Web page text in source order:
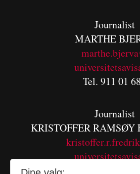
Journalist
MARTHE
m
Tel. 911 01
Journalist
KRISTOFFER RAMSØY